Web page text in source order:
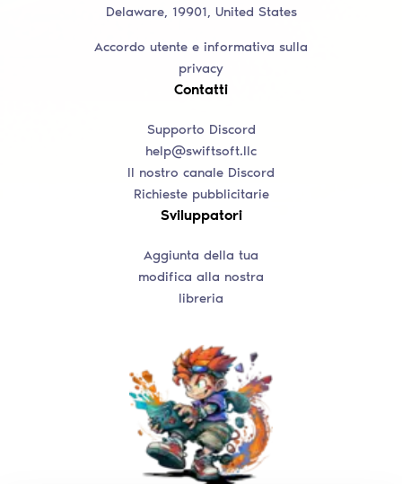
Delaware, 19901, United States
Accordo utente e informativa sulla
privacy
Contatti
Supporto Discord
help@swiftsoft.llc
Il nostro canale Discord
Richieste pubblicitarie
Sviluppatori
Aggiunta della tua
modifica alla nostra
libreria